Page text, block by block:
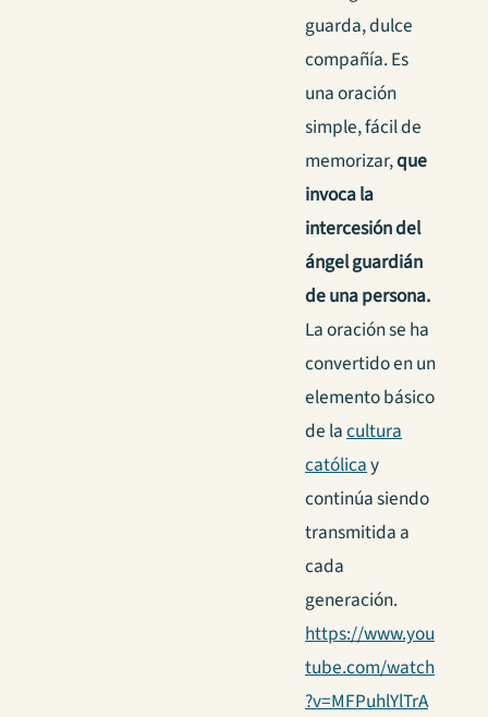
guarda, dulce
compañía. Es
una oración
simple, fácil de
memorizar,que
invoca la
intercesión del
ángel guardián
de una persona.
La oración se ha
convertido en un
elemento básico
de lacultura
católicay
continúa siendo
transmitida a
cada
generación.
https://www.you
tube.com/watch
?v=MFPuhlYlTrA